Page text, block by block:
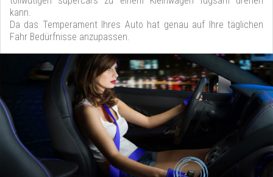
kann.
Da das Temperament Ihres Auto hat genau auf Ihre täglichen
Fahr Bedürfnisse anzupassen.